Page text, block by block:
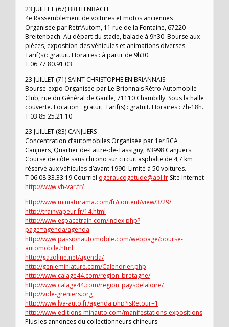
23 JUILLET (67) BREITENBACH
4e Rassemblement de voitures et motos anciennes
Organisée par Retr’Autom, 11 rue de la Fontaine, 67220
Breitenbach. Au départ du stade, balade à 9h30. Bourse aux
pièces, exposition des véhicules et animations diverses.
Tarif(s) : gratuit. Horaires : à partir de 9h30.
T 06.77.80.91.03
23 JUILLET (71) SAINT CHRISTOPHE EN BRIANNAIS
Bourse-expo Organisée par Le Brionnais Rétro Automobile
Club, rue du Général de Gaulle, 71110 Chambilly. Sous la halle
couverte. Location : gratuit. Tarif(s) : gratuit. Horaires : 7h-18h.
T 03.85.25.21.10
23 JUILLET (83) CANJUERS
Concentration d’automobiles Organisée par 1er RCA
Canjuers, Quartier de-Lattre-de-Tassigny, 83998 Canjuers.
Course de côte sans chrono sur circuit asphalte de 4,7 km
réservé aux véhicules d’avant 1990. Limité à 50 voitures.
T 06.08.33.33.19 Courriel ogeraucogetude@aol.fr Site Internet
http://www.vh-var.fr/
http://www.miniaturama.com/fr/content/view/3/29/
http://trainvapeur.fr/14.html
http://www.espacetrain.com/index.php?
page=agenda/agenda
http://www.passionautomobile.com/webpage/bourse-
automobile.html
http://gazoline.net/agenda/
http://genieminiature.com/Calendrier.php
http://www.calage44.com/region_bretagne/
http://www.calage44.com/region_paysdelaloire/
http://vide-greniers.org
http://www.lva-auto.fr/agenda.php?isRetour=1
http://www.editions-minauto.com/manifestations-expositions
Plus les annonces du collectionneurs chineurs